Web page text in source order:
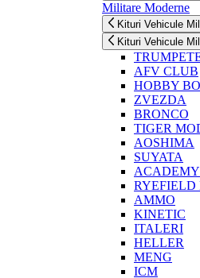
Militare Moderne
Kituri Vehicule
Kituri Vehicule
AFV CLUB
HOBBY
ZVEZDA
BRONCO
TIGER
AOSHIMA
SUYATA
ACADEMY
RYEFIELD
AMMO
KINETIC
ITALERI
HELLER
MENG
ICM